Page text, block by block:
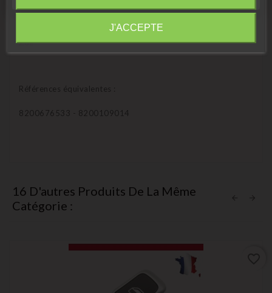
Zoe
Références équivalentes :
8200676533 - 8200109014
16 D'autres Produits De La Même
Catégorie :
J'ACCEPTE
Information